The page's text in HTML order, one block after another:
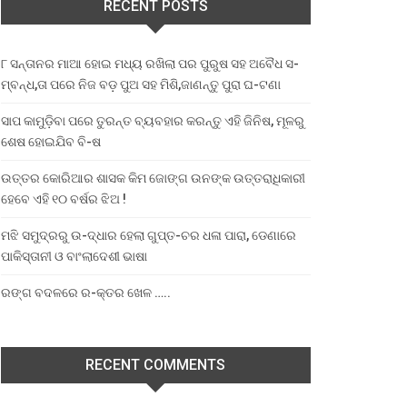
RECENT POSTS
୮ ସନ୍ତାନର ମାଆ ହୋଇ ମଧ୍ୟ ରଖିଲା ପର ପୁରୁଷ ସହ ଅବୈଧ ସ-
ମ୍ବନ୍ଧ,ତା ପରେ ନିଜ ବଡ଼ ପୁଅ ସହ ମିଶି,ଜାଣନ୍ତୁ ପୁରା ଘ-ଟଣା
ସାପ କାମୁଡ଼ିବା ପରେ ତୁରନ୍ତ ବ୍ୟବହାର କରନ୍ତୁ ଏହି ଜିନିଷ, ମୂଳରୁ
ଶେଷ ହୋଇଯିବ ବି-ଷ
ଉତ୍ତର କୋରିଆର ଶାସକ କିମ ଜୋଙ୍ଗ ଉନଙ୍କ ଉତ୍ତରାଧିକାରୀ
ହେବେ ଏହି ୧୦ ବର୍ଷର ଝିଅ !
ମଝି ସମୁଦ୍ରରୁ ଉ-ଦ୍ଧାର ହେଲା ଗୁପ୍ତ-ଚର ଧଳା ପାରା, ଡେଣାରେ
ପାକିସ୍ତାନୀ ଓ ବାଂଲାଦେଶୀ ଭାଷା
ରଙ୍ଗ ବଦଳରେ ର-କ୍ତର ଖେଳ …..
RECENT COMMENTS